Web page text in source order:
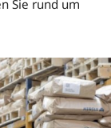
Sie rund um